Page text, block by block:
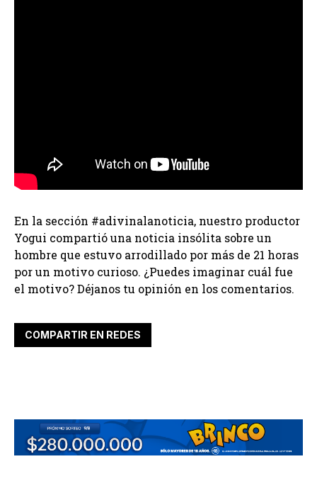
En la sección #adivinalanoticia, nuestro productor
Yogui compartió una noticia insólita sobre un
hombre que estuvo arrodillado por más de 21 horas
por un motivo curioso. ¿Puedes imaginar cuál fue
el motivo? Déjanos tu opinión en los comentarios.
COMPARTIR EN REDES